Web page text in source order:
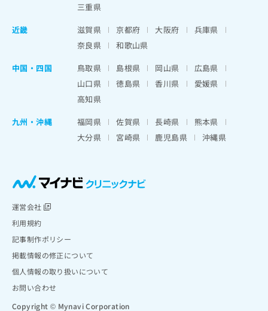
三重県
近畿
滋賀県 京都府 大阪府
兵庫県
奈良県
和歌山県
中国・四国
鳥取県 島根県 岡山県
広島県
山口県
徳島県 香川県
愛媛県
高知県
九州・沖縄
福岡県 佐賀県 長崎県
熊本県
大分県
宮崎県 鹿児島県 沖縄県
運営会社
利用規約
記事制作ポリシー
掲載情報の修正について
個人情報の取り扱いについて
お問い合わせ
Copyright © Mynavi Corporation